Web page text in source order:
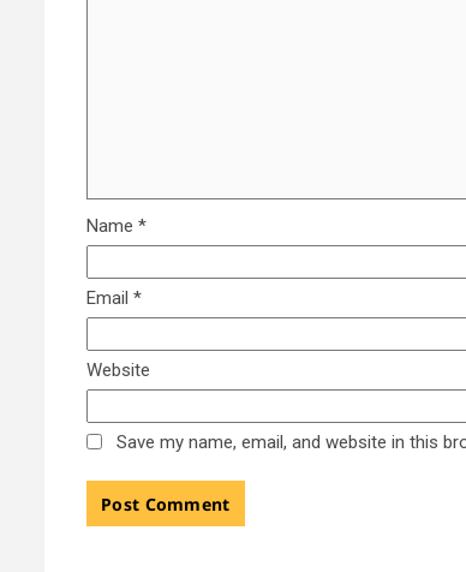
Name *
Email *
Website
Save my name, email, and website in this